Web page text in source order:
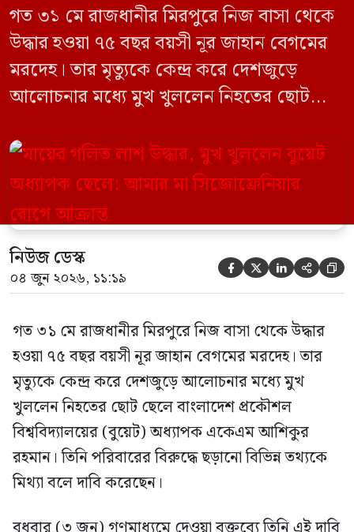
গত ৩১ মে রাজধানীর মিরপুরে নিজ বাসা থেকে
উদ্ধার হওয়া ৭৫ বছর বয়সী নূর জাহান বেগমের
মরদেহ। তার মৃত্যুকে কেন্দ্র করে দেশজুড়ে
আলোচনার মধ্যে মুখ খুললেন নিহতের ছোট
(বুয়েট) অধ্যাপক একেএম আশিকুর রহমান।
তিনি পরিবারের বিরুদ্ধে ছড়ানো বিভিন্ন তথ্যকে
মিথ্যা বলে দাবি করেছেন। বুধবার (৩ জুন)
গণমাধ্যমে দেওয়া বক্তব্যে তিনি এই […]
নিউজ ডেস্ক
০৪ জুন ২০২৬, ১১:১৯     
গত ৩১ মে রাজধানীর মিরপুরে নিজ বাসা থেকে উদ্ধার
হওয়া ৭৫ বছর বয়সী নূর জাহান বেগমের মরদেহ। তার
মৃত্যুকে কেন্দ্র করে দেশজুড়ে আলোচনার মধ্যে মুখ
খুললেন নিহতের ছোট ছেলে বাংলাদেশ প্রকৌশল
বিশ্ববিদ্যালয়ের (বুয়েট) অধ্যাপক একেএম আশিকুর
রহমান। তিনি পরিবারের বিরুদ্ধে ছড়ানো বিভিন্ন তথ্যকে
মিথ্যা বলে দাবি করেছেন।